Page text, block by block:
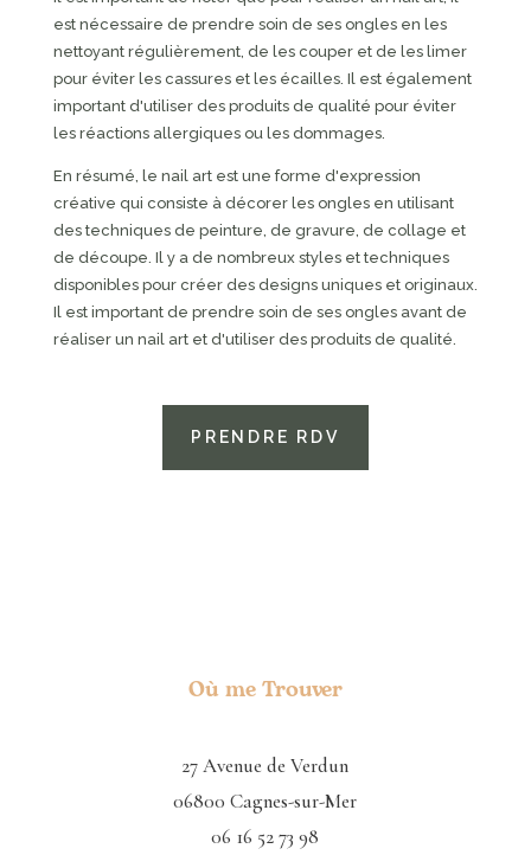
est nécessaire de prendre soin de ses ongles en les
nettoyant régulièrement, de les couper et de les limer
pour éviter les cassures et les écailles. Il est également
important d'utiliser des produits de qualité pour éviter
les réactions allergiques ou les dommages.
En résumé, le nail art est une forme d'expression
créative qui consiste à décorer les ongles en utilisant
des techniques de peinture, de gravure, de collage et
de découpe. Il y a de nombreux styles et techniques
disponibles pour créer des designs uniques et originaux.
Il est important de prendre soin de ses ongles avant de
réaliser un nail art et d'utiliser des produits de qualité.
PRENDRE RDV
Où me Trouver
27 Avenue de Verdun
06800 Cagnes-sur-Mer
06 16 52 73 98